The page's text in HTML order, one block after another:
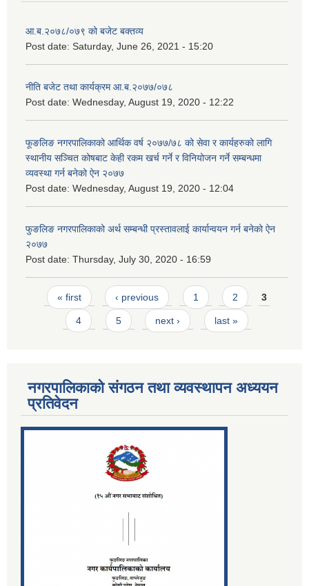
आ.ब.२०७८/०७९ को बजेट बक्तव्य
Post date: Saturday, June 26, 2021 - 15:20
नीति बजेट तथा कार्यक्रम आ.ब.२०७७/०७८
Post date: Wednesday, August 19, 2020 - 12:22
फूङलिङ नगरपालिकाको आर्थिक वर्ष २०७७/७८ को सेवा र कार्यहरुको लागि
स्थानीय सञ्चित कोषबाट केही रकम खर्च गर्ने र विनियोजन गर्ने सम्बन्धमा
व्यवस्था गर्न बनेको ऐन २०७७
Post date: Wednesday, August 19, 2020 - 12:04
फुङलिङ नगरपालिकाको अर्थ सम्बन्धी प्रस्तावलाई कार्यान्वयन गर्न बनेको ऐन
२०७७
Post date: Thursday, July 30, 2020 - 16:59
Pages
« first ‹ previous 1 2 3
4 5 next › last »
नगरपालिकाको संगठन तथा व्यवस्थापन अध्ययन
प्रतिवेदन